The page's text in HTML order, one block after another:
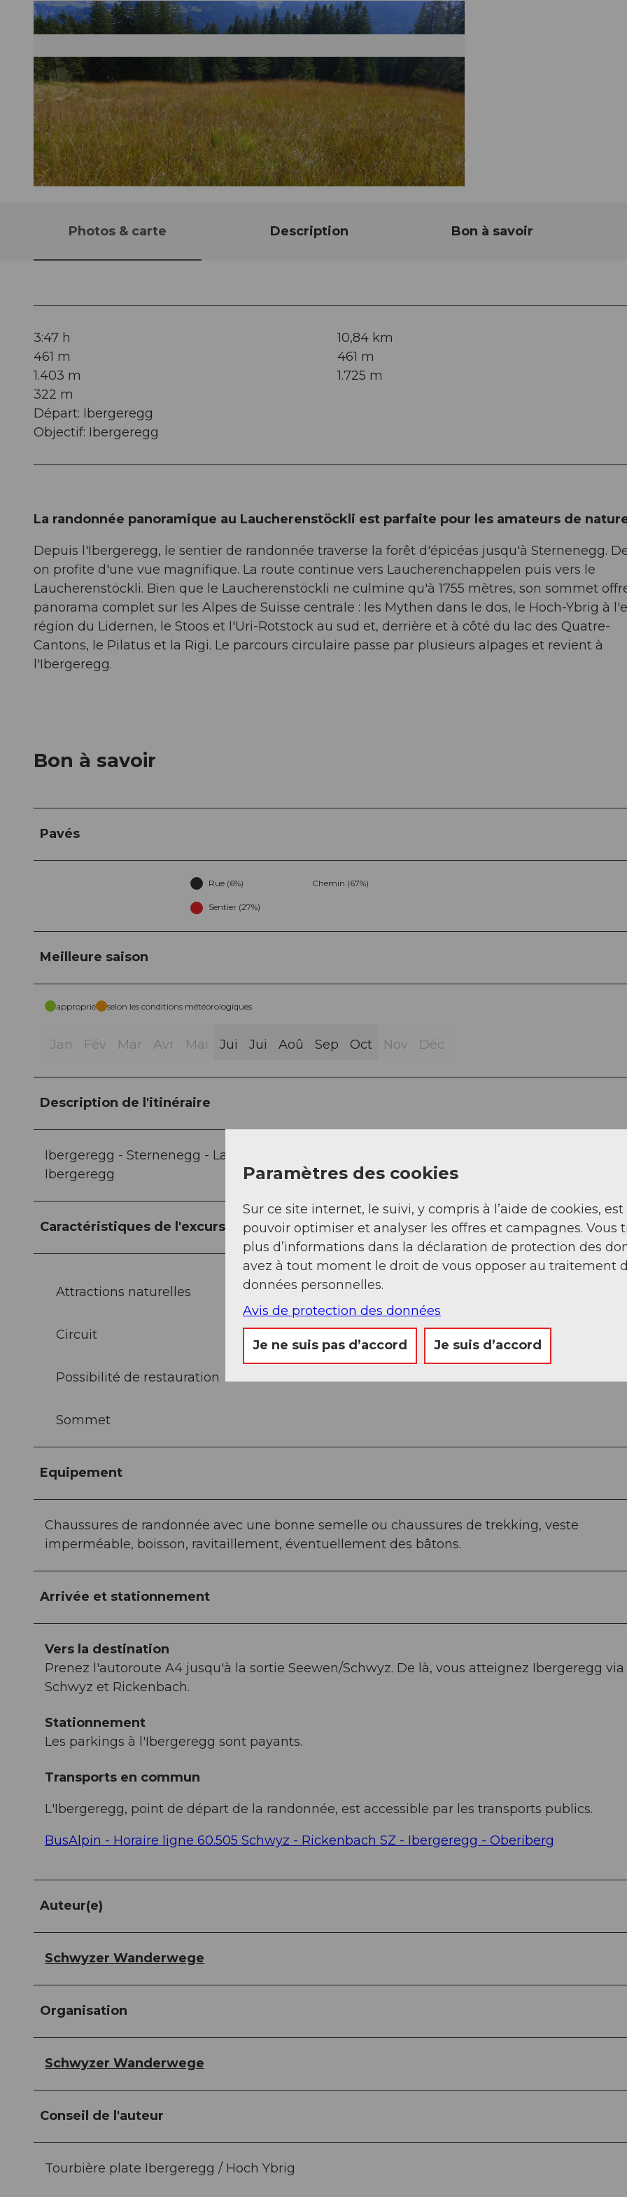
Photos & carte Description Bon à savoir
3:47 h
10,84 km
461 m
461 m
1.403 m
1.725 m
322 m
Départ: Ibergeregg
Objectif: Ibergeregg
La randonnée panoramique au Laucherenstöckli est parfaite pour les amateurs de
Depuis l'Ibergeregg, le sentier de randonnée traverse la forêt d'épicéas jusqu'à Sternenegg.
on profite d'une vue magnifique. La route continue vers Laucherenchappelen puis vers le
Laucherenstöckli. Bien que le Laucherenstöckli ne culmine qu'à 1755 mètres, son sommet
panorama complet sur les Alpes de Suisse centrale : les Mythen dans le dos, le Hoch-Ybrig à
région du Lidernen, le Stoos et l'Uri-Rotstock au sud et, derrière et à côté du lac des Quatre-
Cantons, le Pilatus et la Rigi. Le parcours circulaire passe par plusieurs alpages et revient à
l'Ibergeregg.
Bon à savoir
Pavés
Rue (6%) Chemin (67%)
Sentier (27%)
Meilleure saison
approprié selon les conditions météorologiques
Jan Fév Mar Avr Mai Jui Jui Aoû Sep Oct Nov Déc
Description de l'itinéraire
Ibergeregg - Sternenegg - Laucherenchappelen - Steinboden - Tannboden - Sternenegg -
Ibergeregg
Caractéristiques de l'excursion
Attractions naturelles
Circuit
Possibilité de restauration
Sommet
Equipement
Chaussures de randonnée avec une bonne semelle ou chaussures de trekking, veste
imperméable, boisson, ravitaillement, éventuellement des bâtons.
Arrivée et stationnement
Vers la destination
Prenez l'autoroute A4 jusqu'à la sortie Seewen/Schwyz. De là, vous atteignez Ibergeregg via
Schwyz et Rickenbach.
Stationnement
Les parkings à l'Ibergeregg sont payants.
Transports en commun
L'Ibergeregg, point de départ de la randonnée, est accessible par les transports publics.
BusAlpin - Horaire ligne 60.505 Schwyz - Rickenbach SZ - Ibergeregg - Oberiberg
Auteur(e)
Schwyzer Wanderwege
Organisation
Schwyzer Wanderwege
Conseil de l'auteur
Tourbière plate Ibergeregg / Hoch Ybrig
Paramètres des cookies
Sur ce site internet, le suivi, y compris à l’aide de cookies,
pouvoir optimiser et analyser les offres et campagnes. Vous
plus d’informations dans la déclaration de protection des
avez à tout moment le droit de vous opposer au traitement
données personnelles.
Avis de protection des données
Je ne suis pas d’accord Je suis d’accord